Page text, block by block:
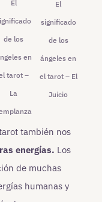
El
de los
en
tarot –
La
El
significado
de los
ángeles en
el tarot – El
Juicio
también nos
energías. Los
de muchas
humanas y